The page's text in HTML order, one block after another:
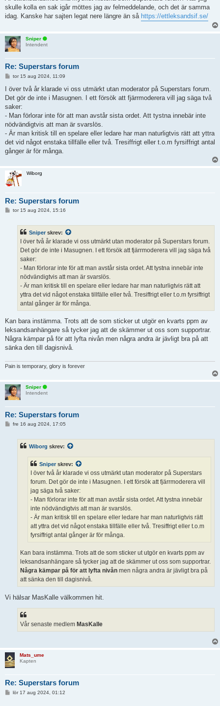
g
g
skulle kolla en sak igår möttes jag av felmeddelande, och det är samma
idag. Kanske har sajten legat nere längre än så https://ettleksandsif.se/
Sniper
Intendent
Re: Superstars forum
l
g
g
tor 15 aug 2024, 11:09
I över två år klarade vi oss utmärkt utan moderator på Superstars forum.
Det gör de inte i Masugnen. I ett försök att fjärrmoderera vill jag säga två
saker:
- Man förlorar inte för att man avstår sista ordet. Att tystna innebär inte
nödvändigtvis att man är svarslös.
- Är man kritisk till en spelare eller ledare har man naturligtvis rätt att yttra
det vid något enstaka tillfälle eller två. Tresiffrigt eller t.o.m fyrsiffrigt antal
gånger är för många.
Wiborg
Re: Superstars forum
tor 15 aug 2024, 15:16
Sniper skrev:
I över två år klarade vi oss utmärkt utan moderator på Superstars forum.
Det gör de inte i Masugnen. I ett försök att fjärrmoderera vill jag säga två
saker:
- Man förlorar inte för att man avstår sista ordet. Att tystna innebär inte
nödvändigtvis att man är svarslös.
- Är man kritisk till en spelare eller ledare har man naturligtvis rätt att
yttra det vid något enstaka tillfälle eller två. Tresiffrigt eller t.o.m fyrsiffrigt
antal gånger är för många.
Kan bara instämma. Trots att de som sticker ut utgör en kvarts ppm av
leksandsanhängare så tycker jag att de skämmer ut oss som supportrar.
Några kämpar på för att lyfta nivån men några andra är jävligt bra på att
sänka den till dagisnivå.
Pain is temporary, glory is forever
Sniper
Intendent
Re: Superstars forum
fre 16 aug 2024, 17:05
Wiborg skrev:
Sniperskrev:
I över två år klarade vi oss utmärkt utan moderator på Superstars
forum. Det gör de inte i Masugnen. I ett försök att fjärrmoderera vill
jag säga två saker:
- Man förlorar inte för att man avstår sista ordet. Att tystna innebär
inte nödvändigtvis att man är svarslös.
- Är man kritisk till en spelare eller ledare har man naturligtvis rätt
att yttra det vid något enstaka tillfälle eller två. Tresiffrigt eller t.o.m
fyrsiffrigt antal gånger är för många.
Kan bara instämma. Trots att de som sticker ut utgör en kvarts ppm av
leksandsanhängare så tycker jag att de skämmer ut oss som supportrar.
Några kämpar på för att lyfta nivån men några andra är jävligt bra på
att sänka den till dagisnivå.
Vi hälsar MasKalle välkommen hit.
Vår senaste medlem MasKalle
Mats_ume
Kapten
Re: Superstars forum
lör 17 aug 2024, 01:12